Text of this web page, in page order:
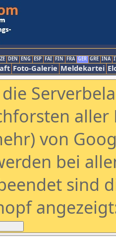
DEN ENG ESP FAI FIN FRA GER GRE INA
Foto-Galerie Meldekartei
aller
von
bei
sind